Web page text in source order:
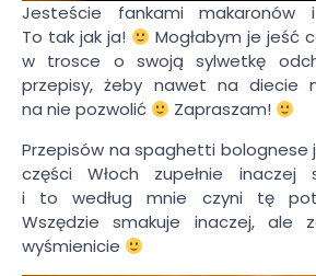
Jesteście fankami makaronów i
To tak jak ja!
Mogłabym je jeść
w trosce o swoją sylwetkę
przepisy, żeby nawet na diecie
na nie pozwolić
Zapraszam!
Przepisów na spaghetti bolognese
części Włoch zupełnie inaczej
i to według mnie czyni tę
Wszędzie smakuje inaczej, ale
wyśmienicie